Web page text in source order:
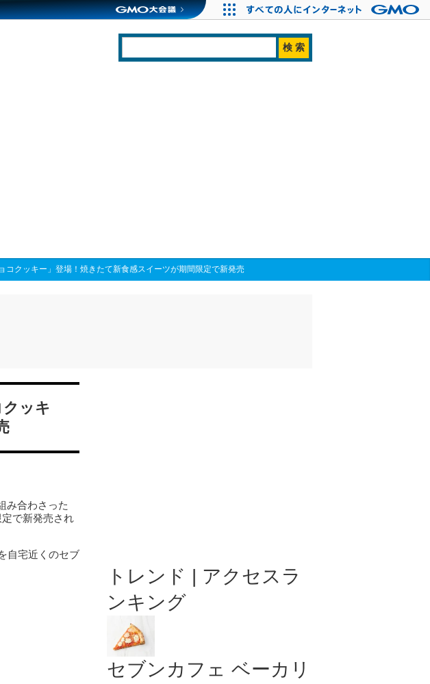
コクッキー」登場！焼きたて新食感スイーツが期間限定で新発売
ッキ
み合わさった
で新発売され
自宅近くのセブ
トレンド | アクセスラ
ンキング
セブンカフェ ベーカリ